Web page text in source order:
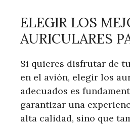
ELEGIR LOS
AURICULARES
Si quieres disfrutar de
en el avión, elegir los
adecuados es
garantizar una
alta calidad, sino que